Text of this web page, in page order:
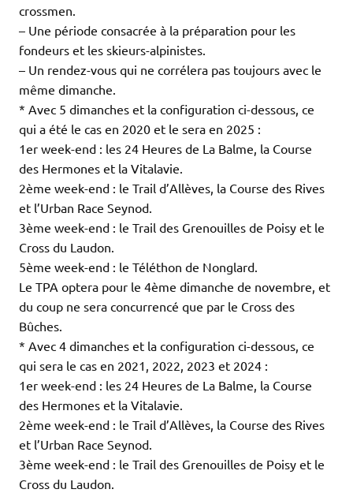
crossmen.
– Une période consacrée à la préparation pour les
fondeurs et les skieurs-alpinistes.
– Un rendez-vous qui ne corrélera pas toujours avec le
même dimanche.
* Avec 5 dimanches et la configuration ci-dessous, ce
qui a été le cas en 2020 et le sera en 2025 :
1er week-end : les 24 Heures de La Balme, la Course
des Hermones et la Vitalavie.
2ème week-end : le Trail d’Allèves, la Course des Rives
et l’Urban Race Seynod.
3ème week-end : le Trail des Grenouilles de Poisy et le
Cross du Laudon.
5ème week-end : le Téléthon de Nonglard.
Le TPA optera pour le 4ème dimanche de novembre, et
du coup ne sera concurrencé que par le Cross des
Bûches.
* Avec 4 dimanches et la configuration ci-dessous, ce
qui sera le cas en 2021, 2022, 2023 et 2024 :
1er week-end : les 24 Heures de La Balme, la Course
des Hermones et la Vitalavie.
2ème week-end : le Trail d’Allèves, la Course des Rives
et l’Urban Race Seynod.
3ème week-end : le Trail des Grenouilles de Poisy et le
Cross du Laudon.